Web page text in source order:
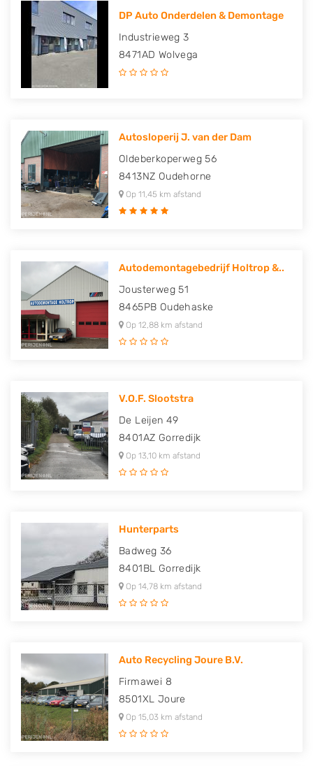
DP Auto Onderdelen & Demontage
Industrieweg 3
8471AD Wolvega
Autosloperij J. van der Dam
Oldeberkoperweg 56
8413NZ Oudehorne
Op 11,45 km afstand
Autodemontagebedrijf Holtrop &..
Jousterweg 51
8465PB Oudehaske
Op 12,88 km afstand
V.O.F. Slootstra
De Leijen 49
8401AZ Gorredijk
Op 13,10 km afstand
Hunterparts
Badweg 36
8401BL Gorredijk
Op 14,78 km afstand
Auto Recycling Joure B.V.
Firmawei 8
8501XL Joure
Op 15,03 km afstand